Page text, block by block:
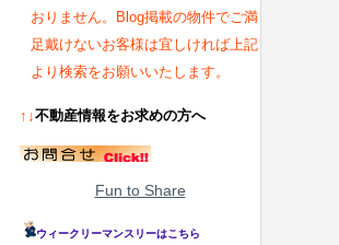
おりません。Blog掲載の物件でご満
足戴けないお客様は宜しければ上記
より検索をお願いいたします。
↑↓不動産情報をお求めの方へ
Fun to Share
ウィークリーマンスリーはこちら